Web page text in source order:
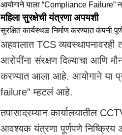
आयोगाने याला “Compliance Failure”
महिला सुरक्षेची यंत्रणा अपयशी
सुरक्षित कार्यस्थळ निर्माण करण्यात कंपनी
अहवालात TCS
आरोपींना संरक्षण दिल्याचा आणि
करण्यात आला आहे. आयोगाने या
failure” म्हटलं आहे.
तपासादरम्यान कार्यालयातील
आवश्यक यंत्रणा पूर्णपणे